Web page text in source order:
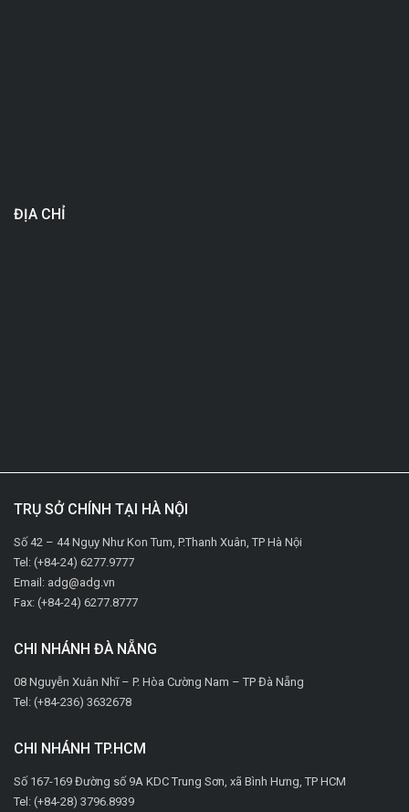
ĐỊA CHỈ
TRỤ SỞ CHÍNH TẠI HÀ NỘI
Số 42 – 44 Ngụy Như Kon Tum, P.Thanh Xuân, TP Hà Nội
Tel: (+84-24) 6277.9777
Email: adg@adg.vn
Fax: (+84-24) 6277.8777
CHI NHÁNH ĐÀ NẴNG
08 Nguyễn Xuân Nhĩ – P. Hòa Cường Nam – TP Đà Nẵng
Tel: (+84-236) 3632678
CHI NHÁNH TP.HCM
Số 167-169 Đường số 9A KDC Trung Sơn, xã Bình Hưng, TP HCM
Tel: (+84-28) 3796.8939